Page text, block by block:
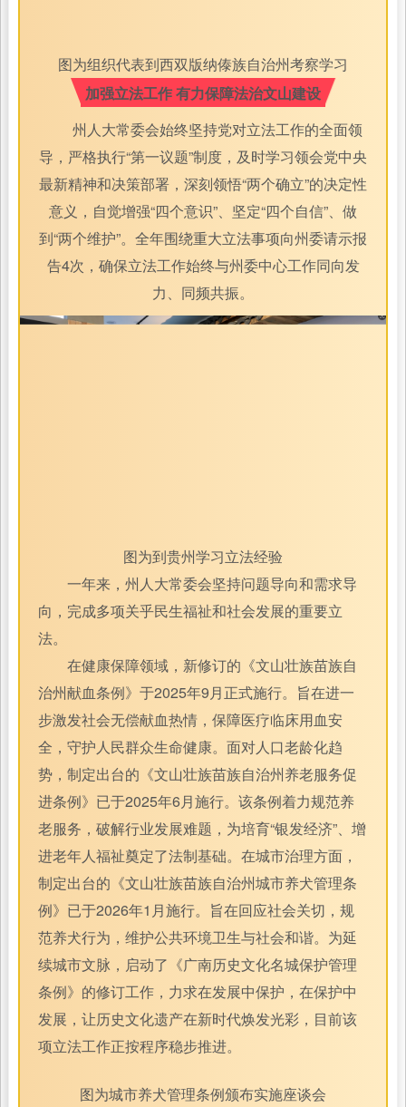
图为组织代表到西双版纳傣族自治州考察学习
加强立法工作 有力保障法治文山建设
州人大常委会始终坚持党对立法工作的全面领
导，严格执行“第一议题”制度，及时学习领会党中央
最新精神和决策部署，深刻领悟“两个确立”的决定性
意义，自觉增强“四个意识”、坚定“四个自信”、做
到“两个维护”。全年围绕重大立法事项向州委请示报
告4次，确保立法工作始终与州委中心工作同向发
力、同频共振。
图为到贵州学习立法经验
一年来，州人大常委会坚持问题导向和需求导
向，完成多项关乎民生福祉和社会发展的重要立
法。
在健康保障领域，新修订的《文山壮族苗族自
治州献血条例》于2025年9月正式施行。旨在进一
步激发社会无偿献血热情，保障医疗临床用血安
全，守护人民群众生命健康。面对人口老龄化趋
势，制定出台的《文山壮族苗族自治州养老服务促
进条例》已于2025年6月施行。该条例着力规范养
老服务，破解行业发展难题，为培育“银发经济”、增
进老年人福祉奠定了法制基础。在城市治理方面，
制定出台的《文山壮族苗族自治州城市养犬管理条
例》已于2026年1月施行。旨在回应社会关切，规
范养犬行为，维护公共环境卫生与社会和谐。为延
续城市文脉，启动了《广南历史文化名城保护管理
条例》的修订工作，力求在发展中保护，在保护中
发展，让历史文化遗产在新时代焕发光彩，目前该
项立法工作正按程序稳步推进。
图为城市养犬管理条例颁布实施座谈会